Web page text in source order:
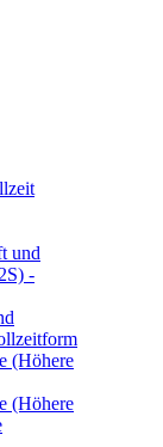
und
-
(Höhere
(Höhere